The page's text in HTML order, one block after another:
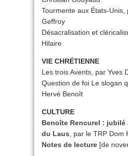
Tourmente aux États-Unis,
Geffroy
Désacralisation et
Hilaire
VIE CHRÉTIENNE
Les trois Avents, par Yves
Question de foi Le slogan
Hervé Benoît
CULTURE
Benoîte Rencurel : jubilé
du Laus , par le TRP Dom
Notes de lecture [de